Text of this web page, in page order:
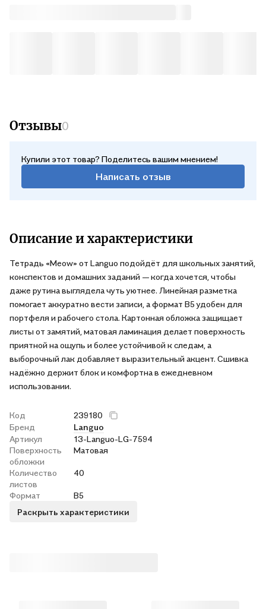
Отзывы0
Купили этот товар? Поделитесь вашим мнением!
Написать отзыв
Описание и характеристики
Тетрадь «Meow» от Languo подойдёт для школьных занятий,
конспектов и домашних заданий — когда хочется, чтобы
даже рутина выглядела чуть уютнее. Линейная разметка
помогает аккуратно вести записи, а формат В5 удобен для
портфеля и рабочего стола. Картонная обложка защищает
листы от замятий, матовая ламинация делает поверхность
приятной на ощупь и более устойчивой к следам, а
выборочный лак добавляет выразительный акцент. Сшивка
надёжно держит блок и комфортна в ежедневном
использовании.
Код
239180
Бренд
Languo
Артикул
13-Languo-LG-7594
Поверхность
обложки
Матовая
Количество
листов
40
Формат
В5
Раскрыть характеристики